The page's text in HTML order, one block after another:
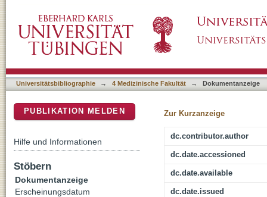
Universitätsbibliographie → 4 Medizinische Fakultät → Dokumentanzeige
Zur Kurzanzeige
dc.contributor.author
dc.date.accessioned
dc.date.available
dc.date.issued
PUBLIKATION MELDEN
Hilfe und Informationen
Stöbern
Dokumentanzeige
Erscheinungsdatum